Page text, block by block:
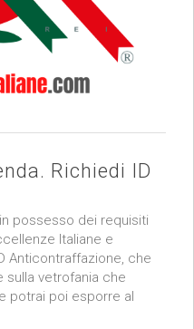
Richiedi ID
possesso dei requisiti
Italiane e
Anticontraffazione, che
vetrofania che
potrai poi esporre al